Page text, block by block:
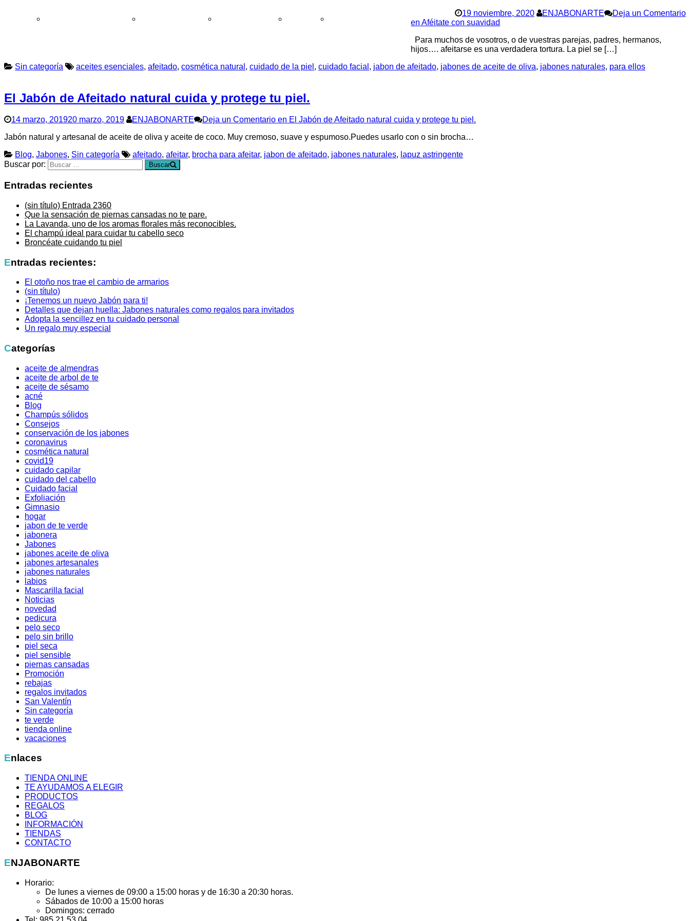
19 noviembre, 2020 ENJABONARTE
Deja un Comentario
en Aféitate con suavidad
Para muchos de vosotros, o de vuestras parejas, padres, hermanos,
hijos…. afeitarse es una verdadera tortura. La piel se […]
Sin categoría
aceites esenciales, afeitado, cosmética natural , cuidado de la piel , cuidado facial , jabon de afeitado, jabones de aceite de oliva, jabones naturales, para ellos
El Jabón de Afeitado natural cuida y protege tu piel.
14 marzo, 201920 marzo, 2019 ENJABONARTE Deja un Comentario en El Jabón de Afeitado natural cuida y protege tu piel.
Jabón natural y artesanal de aceite de oliva y aceite de coco. Muy cremoso, suave y espumoso.Puedes usarlo con o sin brocha…
Blog, Jabones, Sin categoría afeitado, afeitar, brocha para afeitar, jabon de afeitado, jabones naturales, lapuz astringente
Buscar por:
Buscar
Entradas recientes
(sin título) Entrada 2360
Que la sensación de piernas cansadas no te pare.
La Lavanda, uno de los aromas florales más reconocibles.
El champú ideal para cuidar tu cabello seco
Broncéate cuidando tu piel
Entradas recientes:
El otoño nos trae el cambio de armarios
(sin título)
¡Tenemos un nuevo Jabón para ti!
Detalles que dejan huella: Jabones naturales como regalos para invitados
Adopta la sencillez en tu cuidado personal
Un regalo muy especial
Categorías
aceite de almendras
aceite de arbol de te
aceite de sésamo
acné
Blog
Champús sólidos
Consejos
conservación de los jabones
coronavirus
cosmética natural
covid19
cuidado capilar
cuidado del cabello
Cuidado facial
Exfoliación
Gimnasio
hogar
jabon de te verde
jabonera
Jabones
jabones aceite de oliva
jabones artesanales
jabones naturales
labios
Mascarilla facial
Noticias
novedad
pedicura
pelo seco
pelo sin brillo
piel seca
piel sensible
piernas cansadas
Promoción
rebajas
regalos invitados
San Valentín
Sin categoría
te verde
tienda online
vacaciones
Enlaces
TIENDA ONLINE
TE AYUDAMOS A ELEGIR
PRODUCTOS
REGALOS
BLOG
INFORMACIÓN
TIENDAS
CONTACTO
ENJABONARTE
Horario:
De lunes a viernes de 09:00 a 15:00 horas y de 16:30 a 20:30 horas.
Sábados de 10:00 a 15:00 horas
Domingos: cerrado